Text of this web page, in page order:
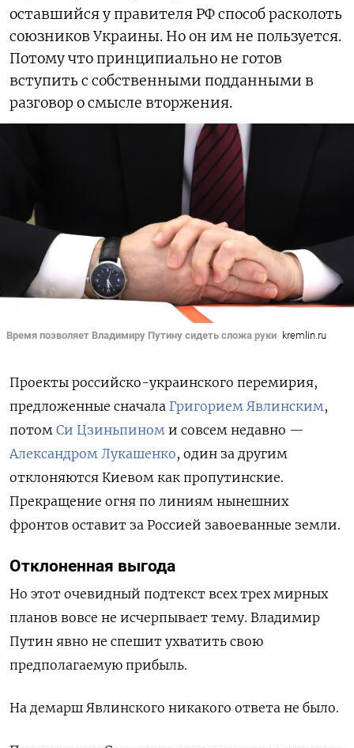
оставшийся у правителя РФ способ расколоть
союзников Украины. Но он им не пользуется.
Потому что принципиально не готов
вступить с собственными подданными в
разговор о смысле вторжения.
Время позволяет Владимиру Путину сидеть сложа руки kremlin.ru
Проекты российско-украинского перемирия,
предложенные сначала Григорием Явлинским,
потом Си Цзиньпином и совсем недавно —
Александром Лукашенко, один за другим
отклоняются Киевом как пропутинские.
Прекращение огня по линиям нынешних
фронтов оставит за Россией завоеванные земли.
Отклоненная выгода
Но этот очевидный подтекст всех трех мирных
планов вовсе не исчерпывает тему. Владимир
Путин явно не спешит ухватить свою
предполагаемую прибыль.
На демарш Явлинского никакого ответа не было.